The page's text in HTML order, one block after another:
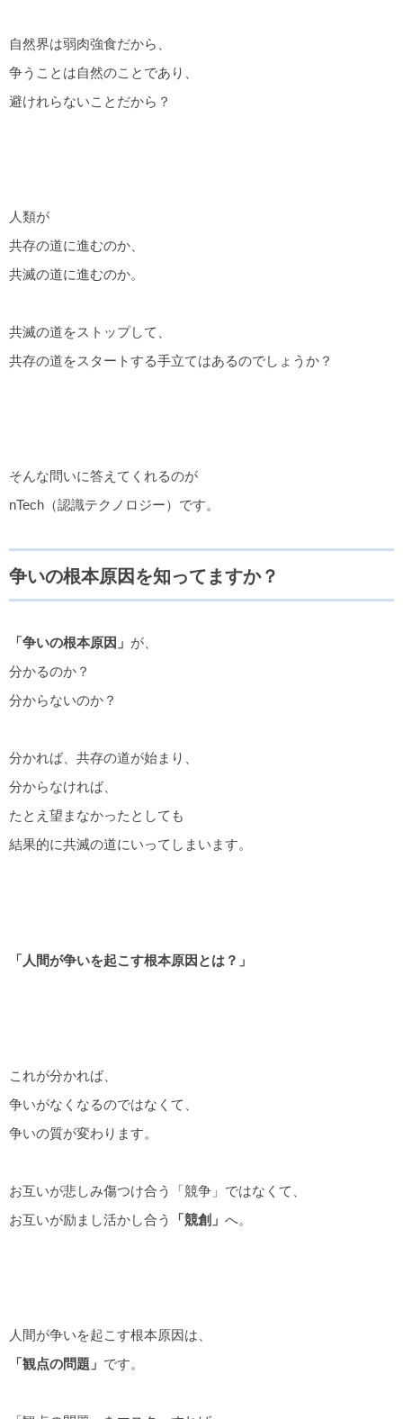
自然界は弱肉強食だから、
争うことは自然のことであり、
避けれらないことだから？
人類が
共存の道に進むのか、
共滅の道に進むのか。
共滅の道をストップして、
共存の道をスタートする手立てはあるのでしょうか？
そんな問いに答えてくれるのが
nTech（認識テクノロジー）です。
争いの根本原因を知ってますか？
「争いの根本原因」 が、
分かるのか？
分からないのか？
分かれば、共存の道が始まり、
分からなければ、
たとえ望まなかったとしても
結果的に共滅の道にいってしまいます。
「人間が争いを起こす根本原因とは？」
これが分かれば、
争いがなくなるのではなくて、
争いの質が変わります。
お互いが悲しみ傷つけ合う「競争」ではなくて、
お互いが励まし活かし合う
「競創」 へ。
人間が争いを起こす根本原因は、
「観点の問題」 です。